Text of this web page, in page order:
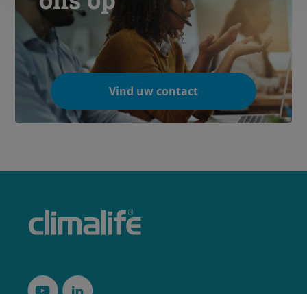
Vind uw contact